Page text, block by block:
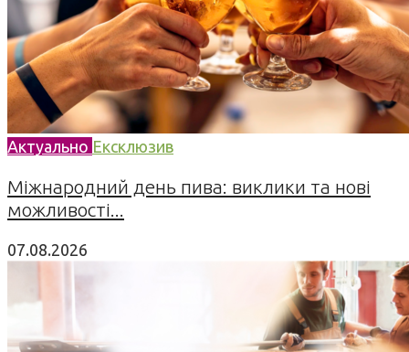
Актуально Ексклюзив
Міжнародний день пива: виклики та нові
можливості...
07.08.2026